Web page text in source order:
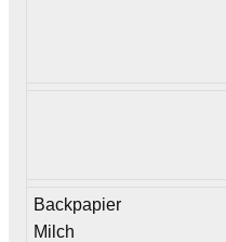
Backpapier
Milch